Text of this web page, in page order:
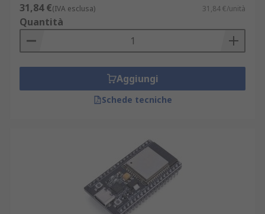
Tipi di kit di sviluppo processori
La gamma di kit di sviluppo processori applicativi
include quanto segue:
Sensori luce ambientale
Orologi e temporizzazione
Display a LED
31,84 €(IVA esclusa) 31,84 €/unità
Quantità
Aggiungi
Schede tecniche